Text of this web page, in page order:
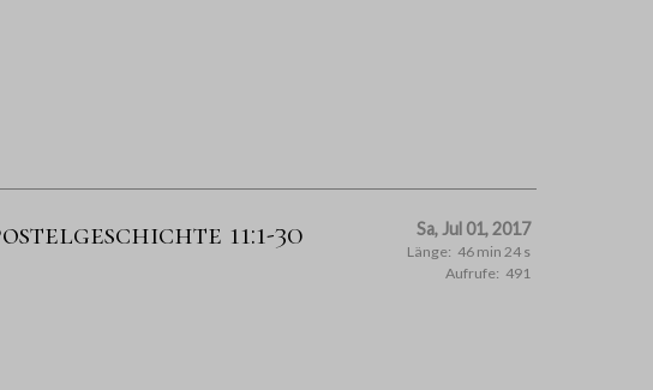
Sa, Jul 01, 2017
Länge: 46 min 24 s
Aufrufe: 491
11:1-30